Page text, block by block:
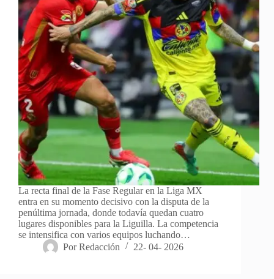
La recta final de la Fase Regular en la Liga MX
entra en su momento decisivo con la disputa de la
penúltima jornada, donde todavía quedan cuatro
lugares disponibles para la Liguilla. La competencia
se intensifica con varios equipos luchando…
Por Redacción 22- 04- 2026